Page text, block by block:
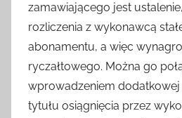
zamawiającego jest
rozliczenia z wykonawcą
abonamentu, a więc
ryczałtowego. Można go
wprowadzeniem dodatkowej
tytułu osiągnięcia przez